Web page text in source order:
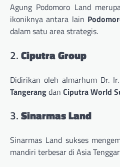
Agung Podomoro Land
ikoniknya antara lain
dalam satu area strategis.
2.Ciputra Group
Didirikan oleh almarhum Dr.
Tangerangdan Ciputra World
3.Sinarmas Land
Sinarmas Land sukses
mandiri terbesar di Asia